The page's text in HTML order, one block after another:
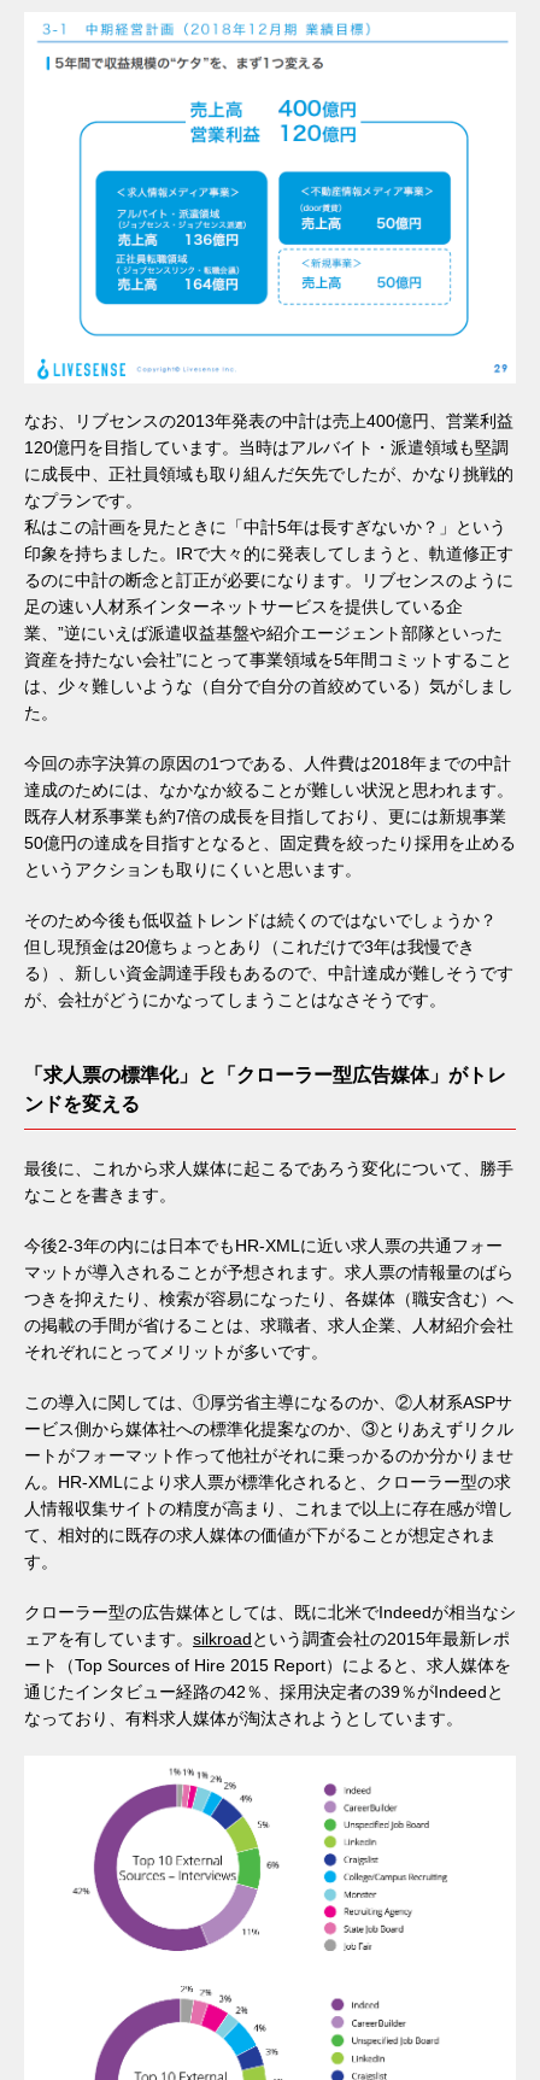
なお、リブセンスの2013年発表の中計は売上400億円、営業利益
120億円を目指しています。当時はアルバイト・派遣領域も堅調
に成長中、正社員領域も取り組んだ矢先でしたが、かなり挑戦的
なプランです。
私はこの計画を見たときに「中計5年は長すぎないか？」という
印象を持ちました。IRで大々的に発表してしまうと、軌道修正す
るのに中計の断念と訂正が必要になります。リブセンスのように
足の速い人材系インターネットサービスを提供している企
業、”逆にいえば派遣収益基盤や紹介エージェント部隊といった
資産を持たない会社”にとって事業領域を5年間コミットすること
は、少々難しいような（自分で自分の首絞めている）気がしまし
た。
今回の赤字決算の原因の1つである、人件費は2018年までの中計
達成のためには、なかなか絞ることが難しい状況と思われます。
既存人材系事業も約7倍の成長を目指しており、更には新規事業
50億円の達成を目指すとなると、固定費を絞ったり採用を止める
というアクションも取りにくいと思います。
そのため今後も低収益トレンドは続くのではないでしょうか？
但し現預金は20億ちょっとあり（これだけで3年は我慢でき
る）、新しい資金調達手段もあるので、中計達成が難しそうです
が、会社がどうにかなってしまうことはなさそうです。
「求人票の標準化」と「クローラー型広告媒体」がトレ
ンドを変える
最後に、これから求人媒体に起こるであろう変化について、勝手
なことを書きます。
今後2-3年の内には日本でもHR-XMLに近い求人票の共通フォー
マットが導入されることが予想されます。求人票の情報量のばら
つきを抑えたり、検索が容易になったり、各媒体（職安含む）へ
の掲載の手間が省けることは、求職者、求人企業、人材紹介会社
それぞれにとってメリットが多いです。
この導入に関しては、①厚労省主導になるのか、②人材系ASPサ
ービス側から媒体社への標準化提案なのか、③とりあえずリクル
ートがフォーマット作って他社がそれに乗っかるのか分かりませ
ん。HR-XMLにより求人票が標準化されると、クローラー型の求
人情報収集サイトの精度が高まり、これまで以上に存在感が増し
て、相対的に既存の求人媒体の価値が下がることが想定されま
す。
クローラー型の広告媒体としては、既に北米でIndeedが相当なシ
ェアを有しています。 silkroadという調査会社の2015年最新レポ
ート（Top Sources of Hire 2015 Report）によると、求人媒体を
通じたインタビュー経路の42％、採用決定者の39％がIndeedと
なっており、有料求人媒体が淘汰されようとしています。